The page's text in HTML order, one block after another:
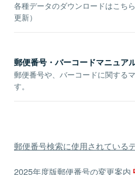
各種データのダウンロードはこち
更新）
郵便番号・バーコードマニュア
郵便番号や、バーコードに関する
す。
郵便番号検索に使用されている
2025年度版郵便番号の変更案内